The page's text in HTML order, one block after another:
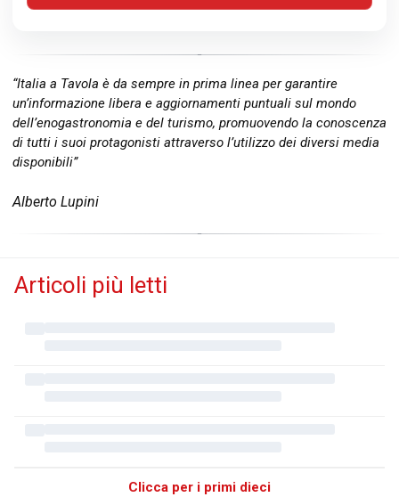
“Italia a Tavola è da sempre in prima linea per garantire
un’informazione libera e aggiornamenti puntuali sul mondo
dell’enogastronomia e del turismo, promuovendo la conoscenza
di tutti i suoi protagonisti attraverso l’utilizzo dei diversi media
disponibili”
Alberto Lupini
Articoli più letti
Clicca per i primi dieci